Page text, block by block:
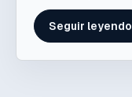
Seguir leyendo